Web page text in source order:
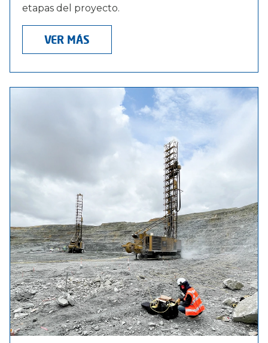
etapas del proyecto.
VER MÁS